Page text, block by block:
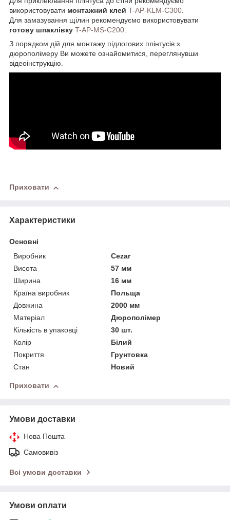
використовувати монтажний клей T-AP-KLM-C300
Для замазування щілин рекомендуємо використовувати
готову шпаклівку T-AP-MS-C200
З порядком дій для монтажу підлогових плінтусів з
дюрополімеру Ви можете ознайомитися, переглянувши
відеоінструкцію.
Приховати
Характеристики
Основні
Виробник
Cezar
Висота
57 мм
Ширина
16 мм
Країна виробник
Польща
Довжина
2000 мм
Матеріал
Дюрополімер
Кількість в упаковці
30 шт.
Колір
Білий
Покриття
Грунтовка
Стан
Новий
Приховати
Умови доставки
Нова Пошта
Самовивіз
Всі умови доставки
Умови оплати